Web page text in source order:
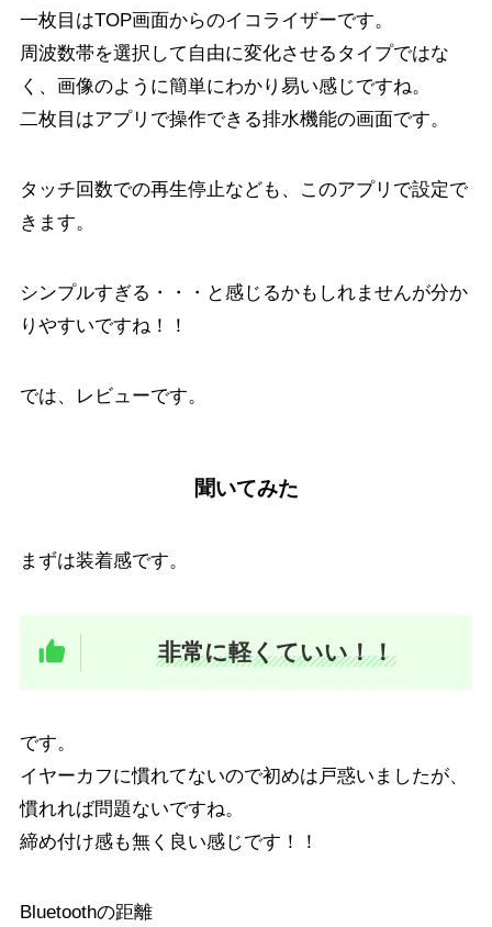
一枚目はTOP画面からのイコライザーです。
周波数帯を選択して自由に変化させるタイプではな
く、画像のように簡単にわかり易い感じですね。
二枚目はアプリで操作できる排水機能の画面です。
タッチ回数での再生停止なども、このアプリで設定で
きます。
シンプルすぎる・・・と感じるかもしれませんが分か
りやすいですね！！
では、レビューです。
聞いてみた
まずは装着感です。
非常に軽くていい！！
です。
イヤーカフに慣れてないので初めは戸惑いましたが、
慣れれば問題ないですね。
締め付け感も無く良い感じです！！
Bluetoothの距離